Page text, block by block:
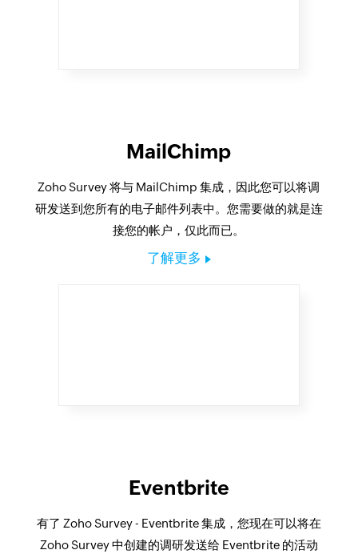
MailChimp
Zoho Survey 将与 MailChimp 集成，因此您可以将调
研发送到您所有的电子邮件列表中。您需要做的就是连
接您的帐户，仅此而已。
了解更多
Eventbrite
有了 Zoho Survey - Eventbrite 集成，您现在可以将在
Zoho Survey 中创建的调研发送给 Eventbrite 的活动